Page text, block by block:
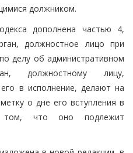
должником.
дополнена частью 4,
должностное лицо при
делу об административном
должностному лицу,
в исполнение, делают на
о дне его вступления в
что оно подлежит